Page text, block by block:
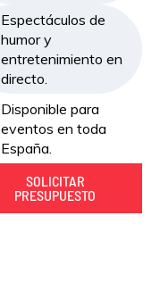
Espectáculos de
humor y
entretenimiento en
directo.
Disponible para
eventos en toda
España.
SOLICITAR
PRESUPUESTO